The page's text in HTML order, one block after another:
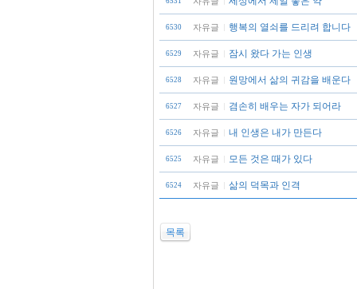
6530 자유글 행복의 열쇠를 드리려 합니다
6529 자유글 잠시 왔다 가는 인생
6528 자유글 원망에서 삶의 귀감을 배운다
6527 자유글 겸손히 배우는 자가 되어라
6526 자유글 내 인생은 내가 만든다
6525 자유글 모든 것은 때가 있다
6524 자유글 삶의 덕목과 인격
목록